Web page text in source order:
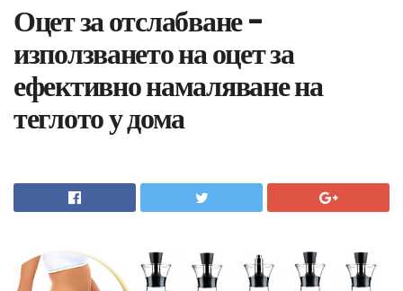
Оцет за отслабване -
използването на оцет за
ефективно намаляване на
теглото у дома